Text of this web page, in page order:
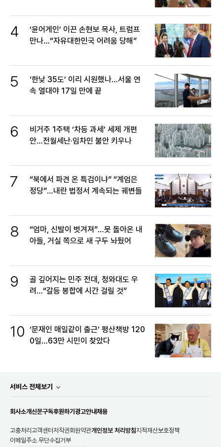
4
‘윤어게인’ 이끈 손현보 목사, 트럼프
만나…“자유대한민국 어려움 당해”
5
‘한낮 35도’ 이리 시원했나…서울 연
속 열대야 17일 만에 끝
6
비거주 1주택 ‘차등 과세’ 세제 개편
안…전월세난·임차인 불안 키우나
7
“북에서 파견 온 특검이냐” “계엄은
정당”…내란 법정서 계속되는 궤변들
8
“엄마, 신발이 벗겨져”…못 돌아온 내
아들, 거실 쪽으로 새 구두 놔뒀어
9
골 깊어지는 민주 전대, 청와대도 우
려…“갈등 봉합에 시간 걸릴 것”
10 ‘문재인 매일같이 출근’ 평산책방 120
0일…63만 시민이 찾았다
서비스 전체보기
회사소개신문구독후원하기 광고안내채용
고충처리 고객센터저작권회원약관개인정보 처리방침지적재산보호정책
이메일주소 무단수집거부